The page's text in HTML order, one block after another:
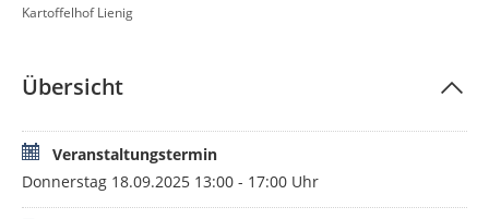
Kartoffelhof Lienig
Übersicht
Veranstaltungstermin
Donnerstag 18.09.2025 13:00 - 17:00 Uhr